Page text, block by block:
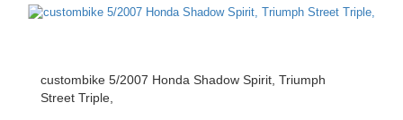
custombike 5/2007 Honda Shadow Spirit, Triumph
Street Triple,